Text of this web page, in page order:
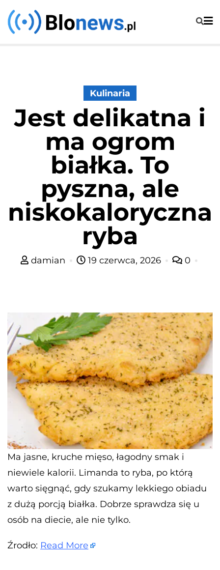
Skip
to
Kulinaria
Jest delikatna i
ma ogrom
białka. To
pyszna, ale
niskokaloryczna
ryba
damian 19 czerwca, 2026 0
Ma jasne, kruche mięso, łagodny smak i
niewiele kalorii. Limanda to ryba, po którą
warto sięgnąć, gdy szukamy lekkiego obiadu
z dużą porcją białka. Dobrze sprawdza się u
osób na diecie, ale nie tylko.
Źrodło: Read More